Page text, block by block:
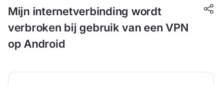
Mijn internetverbinding wordt
verbroken bij gebruik van een VPN
op Android